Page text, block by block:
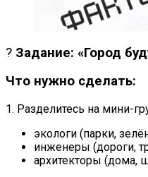
?️ Задание: «Город
Что нужно сделать:
1. Разделитесь на мини-
экологи (парки,
инженеры (дороги,
архитекторы (дома,